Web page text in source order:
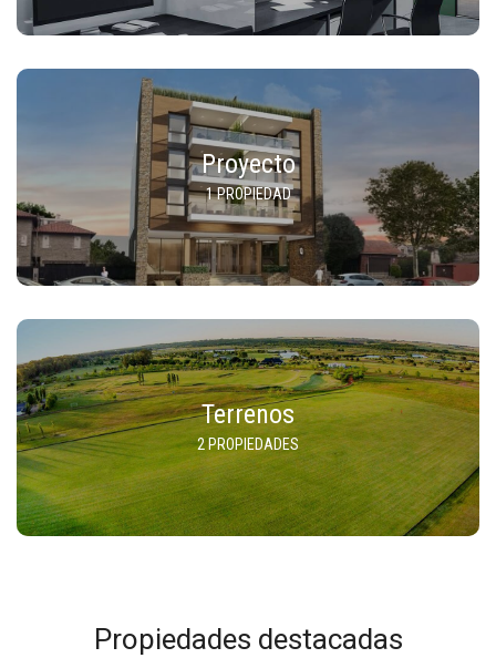
Proyecto
1 PROPIEDAD
Terrenos
2 PROPIEDADES
Propiedades destacadas